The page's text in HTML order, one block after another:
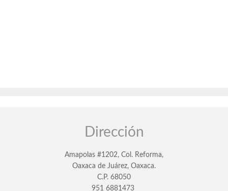
Dirección
Amapolas #1202, Col. Reforma,
Oaxaca de Juárez, Oaxaca.
C.P. 68050
951 6881473